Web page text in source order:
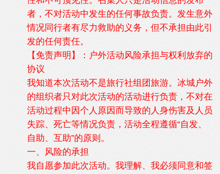
者，不对活动中发生的任何事故负责。发生意外
情况同行者有尽力救助的义务，但不承担由此引
发的任何责任。
【免责声明】：户外活动风险承担与权利放弃的
协议
我知道本次活动不是旅行社组团旅游。冰城户外
的组织者只对此次活动的活动进行负责，不对在
活动过程中因个人原因而导致的人身伤害及人员
失踪、死亡等情况负责，活动全程遵循“自发、
自助、互助”的原则。
一、风险的承担
我自愿参加此次活动。我理解、我必须同意和签